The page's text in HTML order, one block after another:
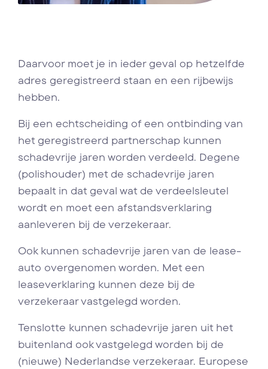
Daarvoor moet je in ieder geval op hetzelfde
adres geregistreerd staan en een rijbewijs
hebben.
Bij een echtscheiding of een ontbinding van
het geregistreerd partnerschap kunnen
schadevrije jaren worden verdeeld. Degene
(polishouder) met de schadevrije jaren
bepaalt in dat geval wat de verdeelsleutel
wordt en moet een afstandsverklaring
aanleveren bij de verzekeraar.
Ook kunnen schadevrije jaren van de lease-
auto overgenomen worden. Met een
leaseverklaring kunnen deze bij de
verzekeraar vastgelegd worden.
Tenslotte kunnen schadevrije jaren uit het
buitenland ook vastgelegd worden bij de
(nieuwe) Nederlandse verzekeraar. Europese